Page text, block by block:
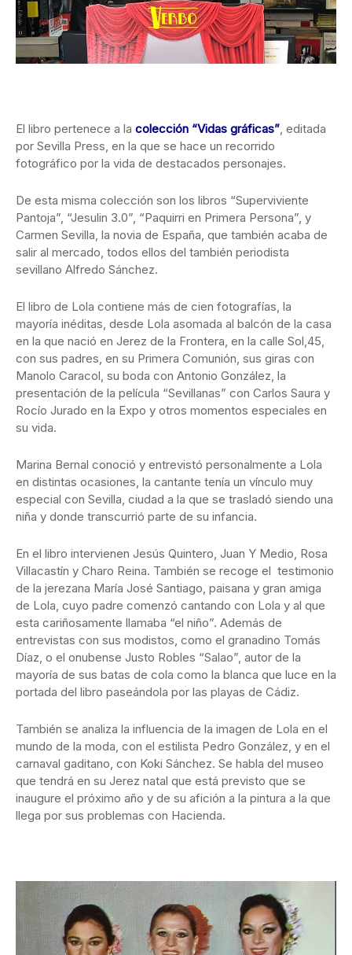
El libro pertenece a la colección “Vidas gráficas”, editada
por Sevilla Press, en la que se hace un recorrido
fotográfico por la vida de destacados personajes.
De esta misma colección son los libros “Superviviente
Pantoja”, “Jesulin 3.0”, “Paquirri en Primera Persona”, y
Carmen Sevilla, la novia de España, que también acaba de
salir al mercado, todos ellos del también periodista
sevillano Alfredo Sánchez.
El libro de Lola contiene más de cien fotografías, la
mayoría inéditas, desde Lola asomada al balcón de la casa
en la que nació en Jerez de la Frontera, en la calle Sol,45,
con sus padres, en su Primera Comunión, sus giras con
Manolo Caracol, su boda con Antonio González, la
presentación de la película “Sevillanas” con Carlos Saura y
Rocío Jurado en la Expo y otros momentos especiales en
su vida.
Marina Bernal conoció y entrevistó personalmente a Lola
en distintas ocasiones, la cantante tenía un vínculo muy
especial con Sevilla, ciudad a la que se trasladó siendo una
niña y donde transcurrió parte de su infancia.
En el libro intervienen Jesús Quintero, Juan Y Medio, Rosa
Villacastín y Charo Reina. También se recoge el testimonio
de la jerezana María José Santiago, paisana y gran amiga
de Lola, cuyo padre comenzó cantando con Lola y al que
esta cariñosamente llamaba “el niño”. Además de
entrevistas con sus modistos, como el granadino Tomás
Díaz, o el onubense Justo Robles “Salao”, autor de la
mayoría de sus batas de cola como la blanca que luce en la
portada del libro paseándola por las playas de Cádiz.
También se analiza la influencia de la imagen de Lola en el
mundo de la moda, con el estilista Pedro González, y en el
carnaval gaditano, con Koki Sánchez. Se habla del museo
que tendrá en su Jerez natal que está previsto que se
inaugure el próximo año y de su afición a la pintura a la que
llega por sus problemas con Hacienda.